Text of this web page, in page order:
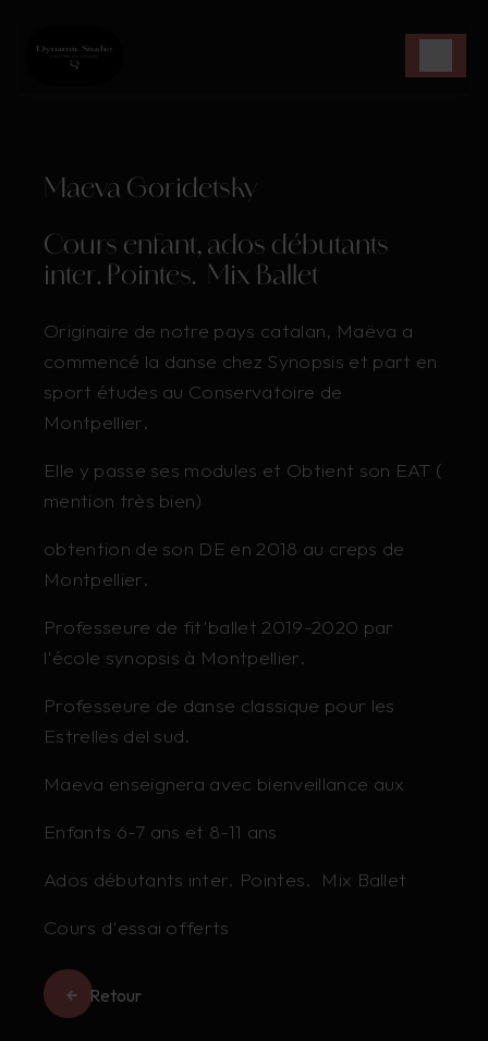
Maeva Goridetsky
Cours enfant, ados débutants
inter. Pointes. Mix Ballet
Originaire de notre pays catalan, Maëva a
commencé la danse chez Synopsis et part en
sport études au Conservatoire de
Montpellier.
Elle y passe ses modules et Obtient son EAT (
mention très bien)
obtention de son DE en 2018 au creps de
Montpellier.
Professeure de fit'ballet 2019-2020 par
l'école synopsis à Montpellier.
Professeure de danse classique pour les
Estrelles del sud.
Maeva enseignera avec bienveillance aux
Enfants 6-7 ans et 8-11 ans
Ados débutants inter. Pointes. Mix Ballet
Cours d'essai offerts
Retour